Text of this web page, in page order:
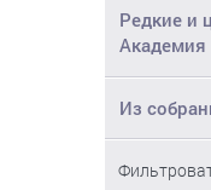
Редкие и
Академия
Из